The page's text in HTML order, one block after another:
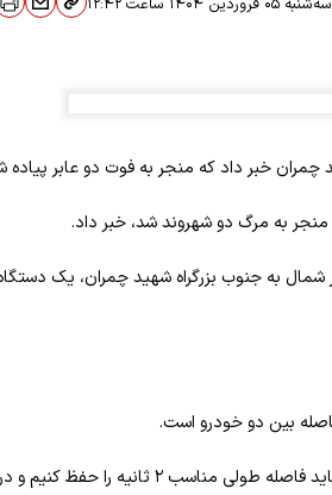
چمران خبر داد که منجر به فوت دو عابر پیاده
منجر به مرگ دو شهروند شد، خبر داد.
سه شنبه در این خصوص گفت: ساعت ۲۰:۴۵ دیشب در مسیر شمال به جنوب بزرگراه شهید چمران، یک
بین دو خودرو است.
رئیس مرکز اطلاع رسانی پلیس راهور تهران بزرگ اضافه کرد: برای جلوگیری از تصادف در آسفالت خشک باید فاصله طولی مناسب ۲ ثانیه را حفظ